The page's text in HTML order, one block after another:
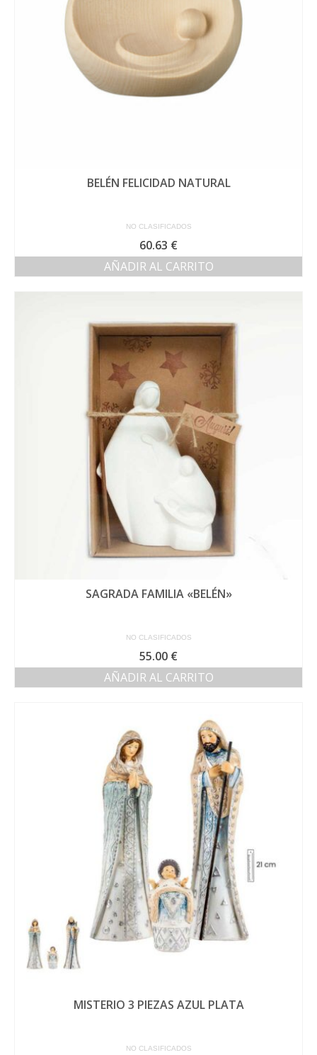
BELÉN FELICIDAD NATURAL
NO CLASIFICADOS
60.63 €
AÑADIR AL CARRITO
SAGRADA FAMILIA «BELÉN»
NO CLASIFICADOS
55.00 €
AÑADIR AL CARRITO
MISTERIO 3 PIEZAS AZUL PLATA
NO CLASIFICADOS